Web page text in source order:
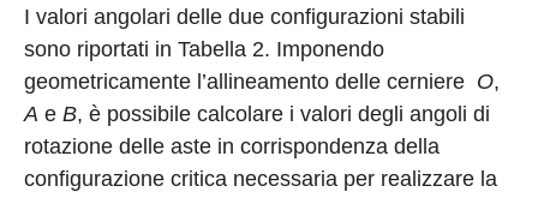
I valori angolari delle due configurazioni stabili
sono riportati in Tabella 2. Imponendo
geometricamente l’allineamento delle cerniere O,
A e B, è possibile calcolare i valori degli angoli di
rotazione delle aste in corrispondenza della
configurazione critica necessaria per realizzare la